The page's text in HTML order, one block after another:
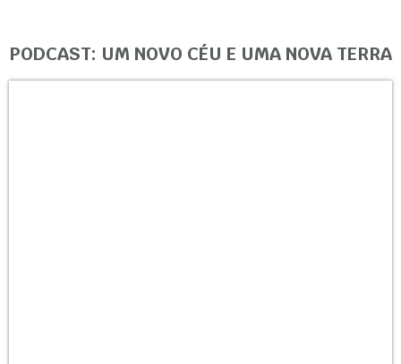
PODCAST: UM NOVO CÉU E UMA NOVA TERRA